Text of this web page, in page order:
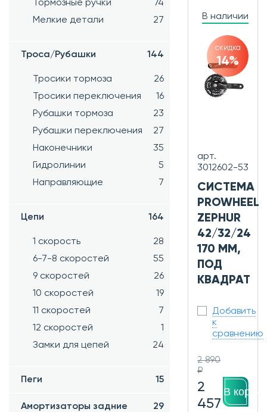
Тормозные ручки
74
Мелкие детали
27
Троса/Рубашки 144
Тросики тормоза
26
Тросики переключения
16
Рубашки тормоза
23
Рубашки переключения
27
Наконечники
35
Гидролинии
5
Направляющие
7
Цепи 164
1 скорость
28
6-7-8 скоростей
55
9 скоростей
26
10 скоростей
19
11 скоростей
7
12 скоростей
1
Замки для цепей
24
Пеги 15
Амортизаторы задние 29
В наличии
скидка
14%
арт.
3012602-53
СИСТЕМА
PROWHEEL
ZEPHUR
42/32/24
170 ММ,
ПОД
КВАДРАТ
Добавить
к
сравнению
2 890
₽
2
457
В